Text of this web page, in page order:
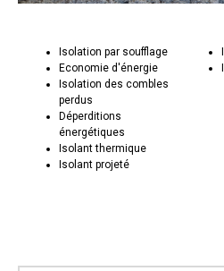
Isolation par soufflage
Economie d'énergie
Isolation des combles
perdus
Déperditions
énergétiques
Isolant thermique
Isolant projeté